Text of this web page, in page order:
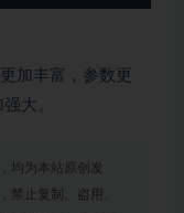
加丰富，参数更
大。
均为本站原创发
禁止复制、盗用、